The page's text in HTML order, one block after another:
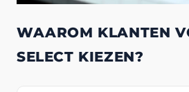
WAAROM KLANTEN
SELECT KIEZEN?